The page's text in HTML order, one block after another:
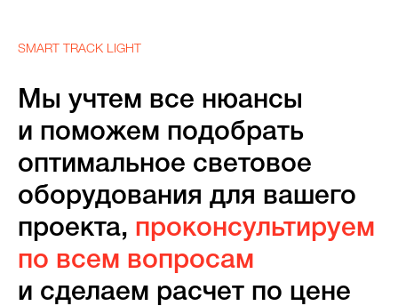
SMART TRACK LIGHT
Мы учтем все нюансы
и поможем подобрать
оптимальное световое
оборудования для вашего
проекта, проконсультируем
по всем вопросам
и сделаем расчет по цене